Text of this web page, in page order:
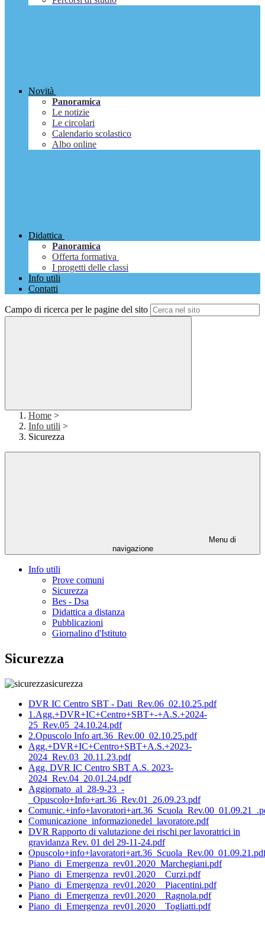
Novità
Panoramica
Le notizie
Le circolari
Calendario scolastico
Albo online
Didattica
Panoramica
Offerta formativa
I progetti delle classi
Info utili
Contatti
Campo di ricerca per le pagine del sito
Home >
Info utili >
Sicurezza
Menu di
navigazione
Info utili
Prove comuni
Sicurezza
Bes - Dsa
Didattica a distanza
Pubblicazioni
Giornalino d'Istituto
Sicurezza
sicurezza
DVR IC Centro SBT - Dati_Rev.06_02.10.25.pdf
1.Agg.+DVR+IC+Centro+SBT+-+A.S.+2024-
25_Rev.05_24.10.24.pdf
2.Opuscolo Info art.36_Rev.00_02.10.25.pdf
Agg.+DVR+IC+Centro+SBT+A.S.+2023-
2024_Rev.03_20.11.23.pdf
Agg. DVR IC Centro SBT A.S. 2023-
2024_Rev.04_20.01.24.pdf
Aggiornato_al_28-9-23_-
_Opuscolo+Info+art.36_Rev.01_26.09.23.pdf
Comunicazione_informazionedel_lavoratore.pdf
DVR Rapporto di valutazione dei rischi per lavoratrici in
gravidanza Rev. 01 del 29-11-24.pdf
Piano_di_Emergenza_rev01.2020_Marchegiani.pdf
Piano_di_Emergenza_rev01.2020__Curzi.pdf
Piano_di_Emergenza_rev01.2020__Piacentini.pdf
Piano_di_Emergenza_rev01.2020__Ragnola.pdf
Piano_di_Emergenza_rev01.2020__Togliatti.pdf